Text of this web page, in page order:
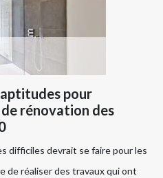
pour
rénovation des
difficiles devrait se faire pour les
de réaliser des travaux qui ont